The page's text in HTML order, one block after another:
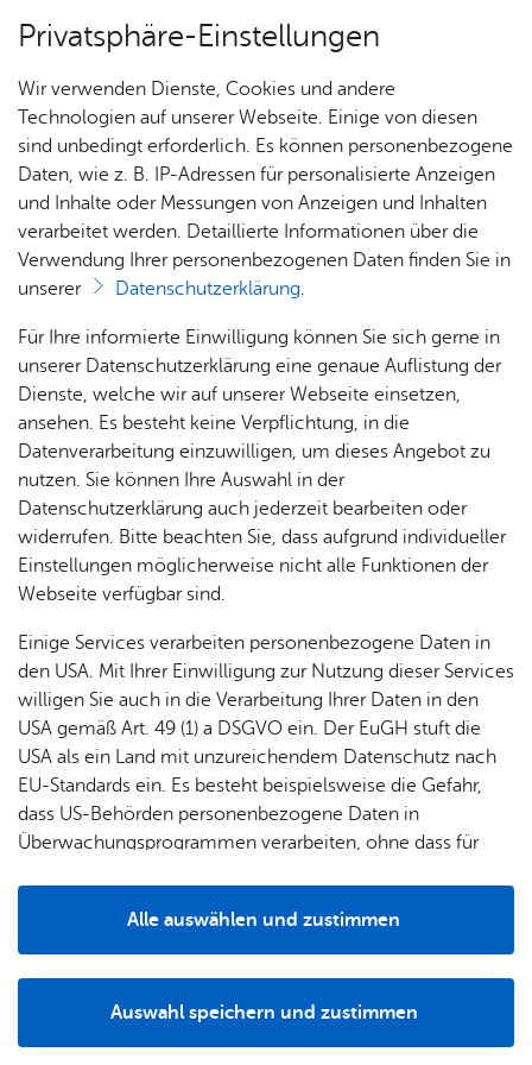
Nach­rich­ten
Nach­rich­ten
Frei­tag, 07. Fe­bru­ar 2025
Ka­te­go­rie:Feu­er­wehr
Brand in einem Silo
Am Freitagnachmittag, 7. Februar, 11.21 Uhr ging
die Meldung bei der Feuerwehr Friedrichshafen
ein, dass aus einer ehemaligen Produktionshalle
in der Colsmanstraße im dritten Obergeschoss
massiver Rauch austrat.
Feu­er­wehr Fried­richs­ha­fen im Ein­satz beim Brand in einem Silo einer leer­ste­
hen­den Pro­duk­ti­ons­hal­le
gefunden: Es handelte sich um einen Brand in einem Silo
Privatsphäre-Einstellungen
Wir verwenden Dienste, Cookies und andere
Technologien auf unserer Webseite. Einige von diesen
sind unbedingt erforderlich. Es können personenbezogene
Daten, wie z. B. IP-Adressen für personalisierte Anzeigen
und Inhalte oder Messungen von Anzeigen und Inhalten
verarbeitet werden. Detaillierte Informationen über die
Verwendung Ihrer personenbezogenen Daten finden Sie in
unserer
Datenschutzerklärung.
Für Ihre informierte Einwilligung können Sie sich gerne in
unserer Datenschutzerklärung eine genaue Auflistung der
Dienste, welche wir auf unserer Webseite einsetzen,
ansehen. Es besteht keine Verpflichtung, in die
Datenverarbeitung einzuwilligen, um dieses Angebot zu
nutzen. Sie können Ihre Auswahl in der
Datenschutzerklärung auch jederzeit bearbeiten oder
widerrufen. Bitte beachten Sie, dass aufgrund individueller
Einstellungen möglicherweise nicht alle Funktionen der
Webseite verfügbar sind.
Einige Services verarbeiten personenbezogene Daten in
den USA. Mit Ihrer Einwilligung zur Nutzung dieser Services
willigen Sie auch in die Verarbeitung Ihrer Daten in den
USA gemäß Art. 49 (1) a DSGVO ein. Der EuGH stuft die
USA als ein Land mit unzureichendem Datenschutz nach
EU-Standards ein. Es besteht beispielsweise die Gefahr,
dass US-Behörden personenbezogene Daten in
Überwachungsprogrammen verarbeiten, ohne dass für
Auswahl speichern und zustimmen
Alle auswählen und zustimmen